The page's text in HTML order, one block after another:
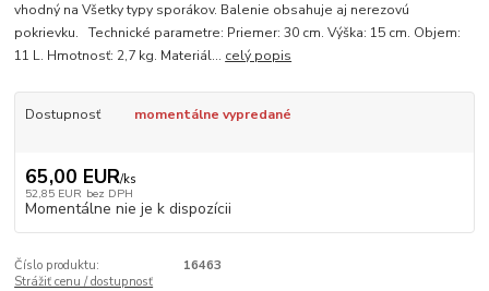
vhodný na Všetky typy sporákov. Balenie obsahuje aj nerezovú
pokrievku. Technické parametre: Priemer: 30 cm. Výška: 15 cm. Objem:
11 L. Hmotnosť: 2,7 kg. Materiál... celý popis
Dostupnosť momentálne vypredané
65,00 EUR/ks
52,85 EUR bez DPH
Momentálne nie je k dispozícii
Číslo produktu:
16463
Strážiť cenu / dostupnosť